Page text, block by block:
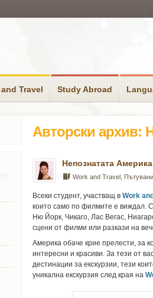
Travel Study Abroad
Авторски архив:
Непознатата
Work and Travel
Всеки студент, участващ в Work
които само по филмите е виждал.
Ню Йорк, Чикаго, Лас Вегас,
сцени от филми или разкази на
Америка обаче крие прелести, за
интересни и красиви. За тези от
дестинации за екскурзии, тези
уникална екскурзия след края на